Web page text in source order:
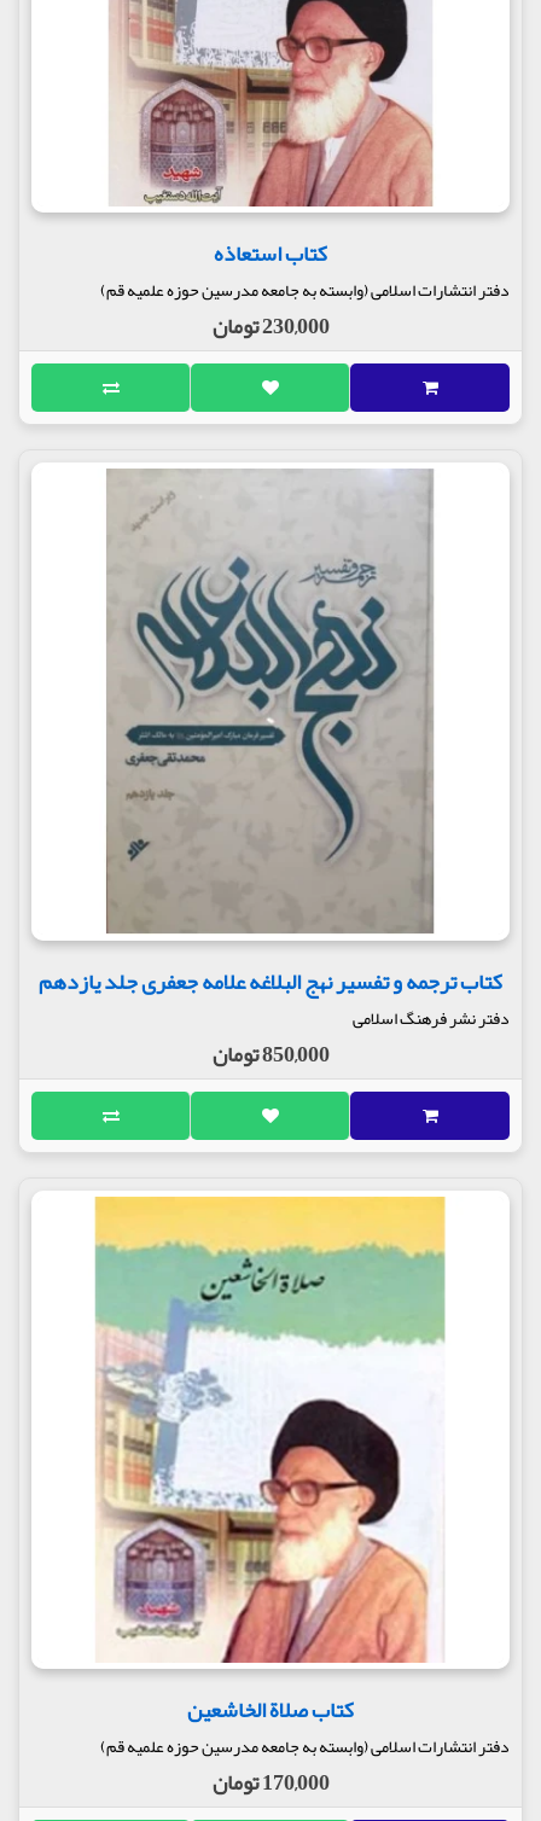
کتاب استعاذه
دفتر انتشارات اسلامی (وابسته به جامعه مدرسین حوزه علمیه قم)
230,000 تومان
کتاب ترجمه و تفسیر نهج البلاغه علامه جعفری جلد یازدهم
دفتر نشر فرهنگ اسلامی
850,000 تومان
کتاب صلاة الخاشعین
دفتر انتشارات اسلامی (وابسته به جامعه مدرسین حوزه علمیه قم)
170,000 تومان